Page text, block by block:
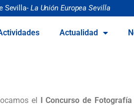
Sevilla- La Unión Europea Sevilla
Actualidad
el I Concurso de Fotografía